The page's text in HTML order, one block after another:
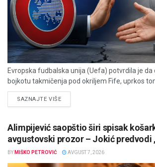
Evropska fudbalska unija (Uefa) potvrdila je da
bojkotu takmičenja pod okriljem Fife, uprkos
SAZNAJTE VIŠEDETAILS
Alimpijević saopštio širi spisak
avgustovski prozor – Jokić predvodi
BY MIŠKO PETROVIĆ AVGUST 7, 2026